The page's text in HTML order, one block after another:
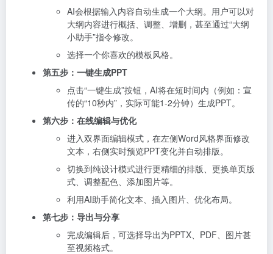
AI会根据输入内容自动生成一个大纲。用户可以对
大纲内容进行概括、调整、增删，甚至通过“大纲
小助手”指令修改。
选择一个你喜欢的模板风格。
第五步：一键生成PPT
点击“一键生成”按钮，AI将在短时间内（例如：宣
传的“10秒内”，实际可能1-2分钟）生成PPT。
第六步：在线编辑与优化
进入双界面编辑模式，在左侧Word风格界面修改
文本，右侧实时预览PPT变化并自动排版。
切换到纯设计模式进行更精细的排版、更换单页版
式、调整配色、添加图片等。
利用AI助手简化文本、插入图片、优化布局。
第七步：导出与分享
完成编辑后，可选择导出为PPTX、PDF、图片甚
至视频格式。